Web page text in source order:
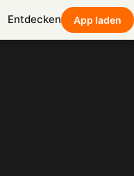
Entdecken App laden